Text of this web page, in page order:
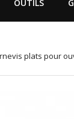
OUTILS
plats pour